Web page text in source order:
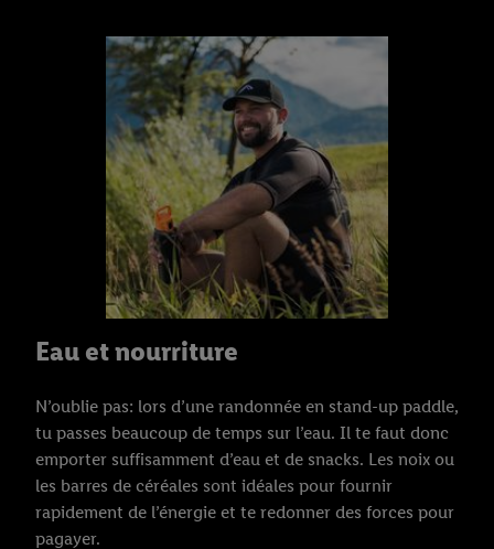
Eau et nourriture
N’oublie pas: lors d’une randonnée en stand-up paddle,
tu passes beaucoup de temps sur l’eau. Il te faut donc
emporter suffisamment d’eau et de snacks. Les noix ou
les barres de céréales sont idéales pour fournir
rapidement de l’énergie et te redonner des forces pour
pagayer.